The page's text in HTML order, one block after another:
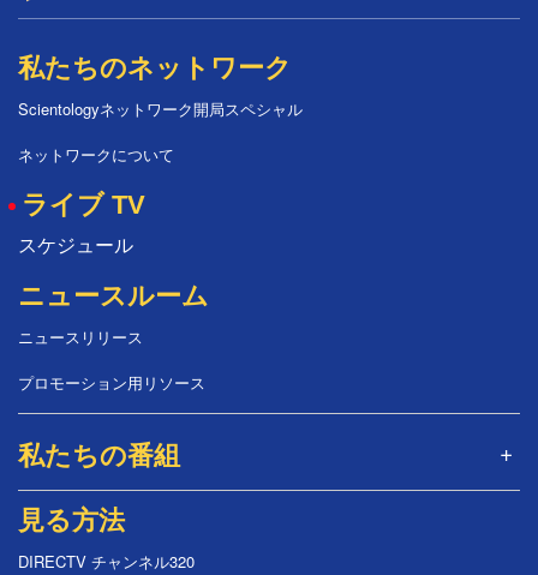
私たちのネットワーク
Scientologyネットワーク開局スペシャル
ネットワークについて
ライブ TV
スケジュール
ニュースルーム
ニュースリリース
プロモーション用リソース
私たちの番組
見る方法
DIRECTV チャンネル320